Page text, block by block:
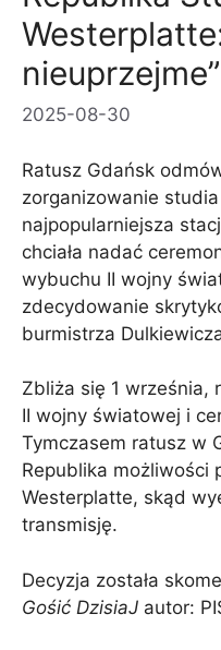
nieuprzejme”
2025-08-30
Ratusz Gdańsk
zorganizowanie
najpopularniejsza
chciała nadać
wybuchu II wojny
zdecydowanie
burmistrza
Zbliża się 1 września,
II wojny światowej i
Tymczasem ratusz w
Republika możliwości
Westerplatte, skąd
transmisję.
Decyzja została
Gośić DzisiaJ autor: